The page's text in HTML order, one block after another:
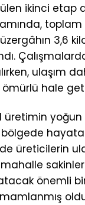
ikinci etap
3,6
ulaşım
hale
üretimin
üreticilerin
mahalle
önemli